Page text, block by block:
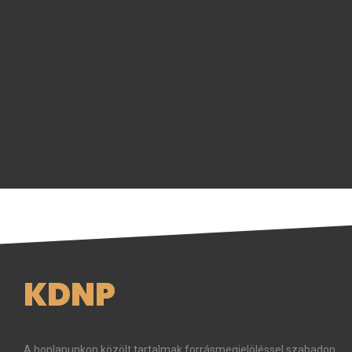
KDNP
A honlapunkon közölt tartalmak forrásmegjelöléssel szabadon